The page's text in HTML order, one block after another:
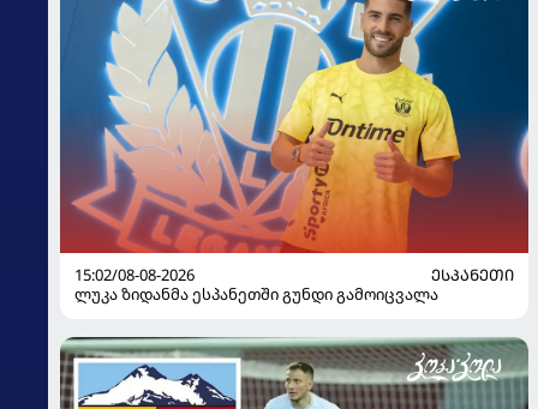
15:02/08-08-2026
ᲔᲡᲞᲐᲜᲔᲗᲘ
ლუკა ზიდანმა ესპანეთში გუნდი გამოიცვალა